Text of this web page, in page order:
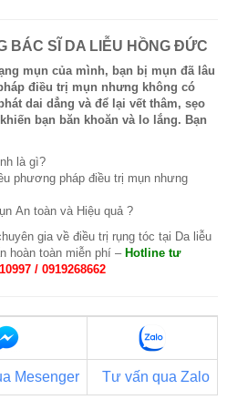
BÁC SĨ DA LIỄU HỒNG ĐỨC
mụn của mình, bạn bị mụn đã lâu
điều trị mụn nhưng không có
dai dẳng và để lại vết thâm, sẹo
bạn băn khoăn và lo lắng. Bạn
là gì?
phương pháp điều trị mụn nhưng
An toàn và Hiệu quả ?
gia về điều trị rụng tóc tại Da liễu
hoàn toàn miễn phí – Hotline tư
/ 0919268662
Mesenger Tư vấn qua Zalo